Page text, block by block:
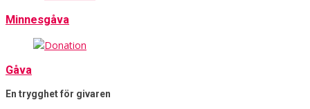
Minnesgåva
Gåva
En trygghet för givaren